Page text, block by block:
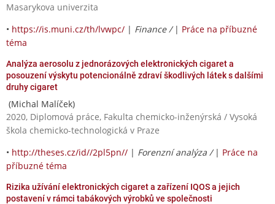
Masarykova univerzita
• https://is.muni.cz/th/lvwpc/ | Finance / | Práce na příbuzné
téma
Analýza aerosolu z jednorázových elektronických cigaret a
posouzení výskytu potencionálně zdraví škodlivých látek s dalšími
druhy cigaret
(Michal Malíček)
2020, Diplomová práce, Fakulta chemicko-inženýrská / Vysoká
škola chemicko-technologická v Praze
• http://theses.cz/id//2pl5pn// | Forenzní analýza / | Práce na
příbuzné téma
Rizika užívání elektronických cigaret a zařízení IQOS a jejich
postavení v rámci tabákových výrobků ve společnosti